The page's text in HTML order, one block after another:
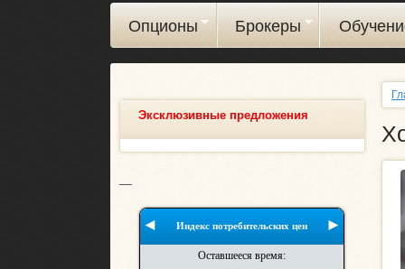
Опционы Брокеры
Эксклюзивные предложения